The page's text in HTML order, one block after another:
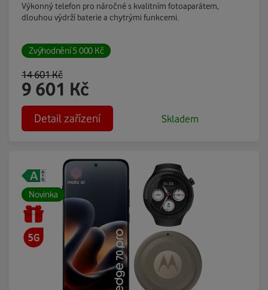
Výkonný telefon pro náročné s kvalitním fotoaparátem,
dlouhou výdrží baterie a chytrými funkcemi.
Zvýhodnění5 000 Kč
14 601Kč
9 601 Kč
Detail zařízení Skladem
Novinka